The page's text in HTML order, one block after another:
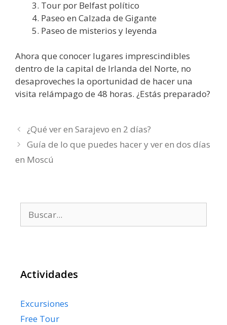
Tour por Belfast político
Paseo en Calzada de Gigante
Paseo de misterios y leyenda
Ahora que conocer lugares imprescindibles
dentro de la capital de Irlanda del Norte, no
desaproveches la oportunidad de hacer una
visita relámpago de 48 horas. ¿Estás preparado?
¿Qué ver en Sarajevo en 2 días?
Guía de lo que puedes hacer y ver en dos días
en Moscú
Actividades
Excursiones
Free Tour